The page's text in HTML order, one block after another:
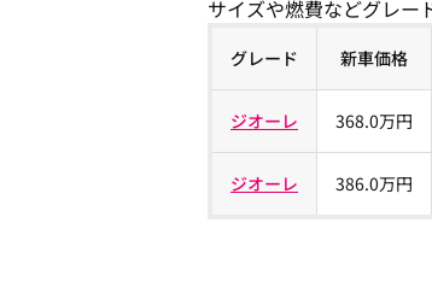
サイズや燃費などグレー
グレード 新車価格
ジオーレ 368.0万円
ジオーレ 386.0万円